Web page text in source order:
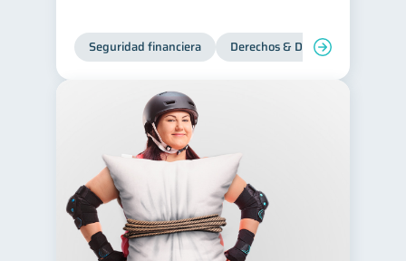
Seguridad financiera Derechos & Deberes